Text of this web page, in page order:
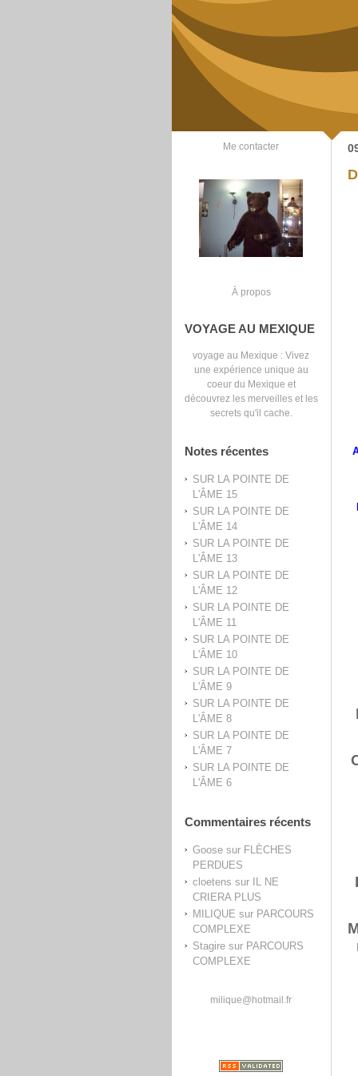
Me contacter
À propos
VOYAGE AU MEXIQUE
voyage au Mexique : Vivez
une expérience unique au
coeur du Mexique et
découvrez les merveilles et les
secrets qu'il cache.
Notes récentes
SUR LA POINTE DE
L'ÂME 15
SUR LA POINTE DE
L'ÂME 14
SUR LA POINTE DE
L'ÂME 13
SUR LA POINTE DE
L'ÂME 12
SUR LA POINTE DE
L'ÂME 11
SUR LA POINTE DE
L'ÂME 10
SUR LA POINTE DE
L'ÂME 9
SUR LA POINTE DE
L'ÂME 8
SUR LA POINTE DE
L'ÂME 7
SUR LA POINTE DE
L'ÂME 6
Commentaires récents
Goosesur FLÈCHES
PERDUES
cloetens sur
IL NE
CRIERA PLUS
MILIQUE sur PARCOURS
COMPLEXE
Stagiresur PARCOURS
COMPLEXE
milique@hotmail.fr